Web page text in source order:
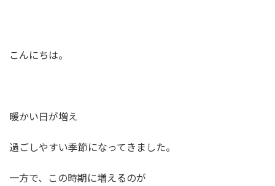
こんにちは。
暖かい日が増え
過ごしやすい季節になってきました。
一方で、この時期に増えるのが